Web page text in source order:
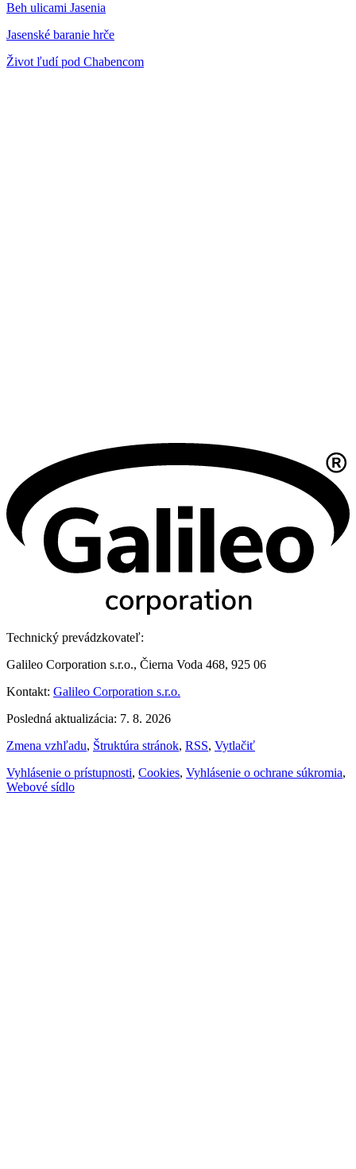
Beh ulicami Jasenia
Jasenské baranie hrče
Život ľudí pod Chabencom
Technický prevádzkovateľ:
Galileo Corporation s.r.o., Čierna Voda 468, 925 06
Kontakt: Galileo Corporation s.r.o.
Posledná aktualizácia: 7. 8. 2026
Zmena vzhľadu, Štruktúra stránok, RSS, Vytlačiť
Vyhlásenie o prístupnosti, Cookies, Vyhlásenie o ochrane súkromia,
Webové sídlo